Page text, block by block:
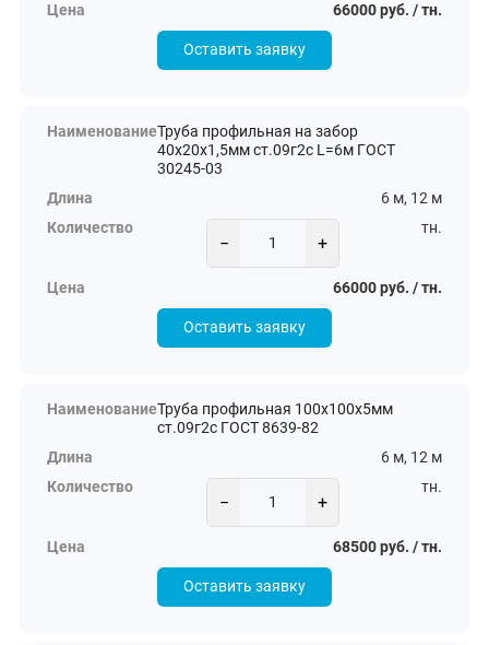
66000 руб. / тн.
Оставить заявку
Труба профильная на забор
40х20х1,5мм ст.09г2с L=6м ГОСТ
30245-03
6 м, 12 м
− +
тн.
66000 руб. / тн.
Оставить заявку
Труба профильная 100х100х5мм
ст.09г2с ГОСТ 8639-82
6 м, 12 м
− +
тн.
68500 руб. / тн.
Оставить заявку